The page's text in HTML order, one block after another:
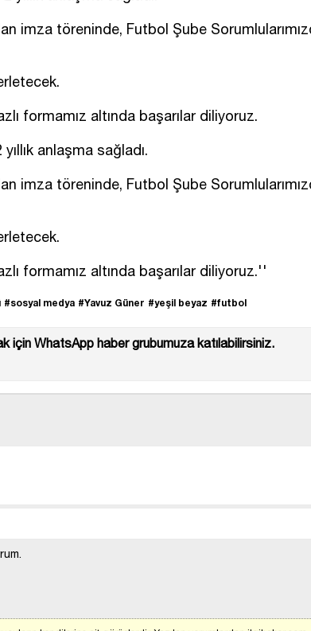
imza töreninde, Futbol Şube
formamız altında başarılar diliyoruz.
anlaşma sağladı.
imza töreninde, Futbol Şube
formamız altında başarılar diliyoruz.''
#sosyal medya #Yavuz Güner #yeşil beyaz #futbol
için WhatsApp haber grubumuza katılabilirsiniz.